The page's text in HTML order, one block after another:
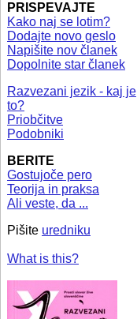
PRISPEVAJTE
Kako naj se lotim?
Dodajte novo geslo
Napišite nov članek
Dopolnite star članek
Razvezani jezik - kaj je
to?
Priobčitve
Podobniki
BERITE
Gostujoče pero
Teorija in praksa
Ali veste, da ...
Pišite uredniku
What is this?